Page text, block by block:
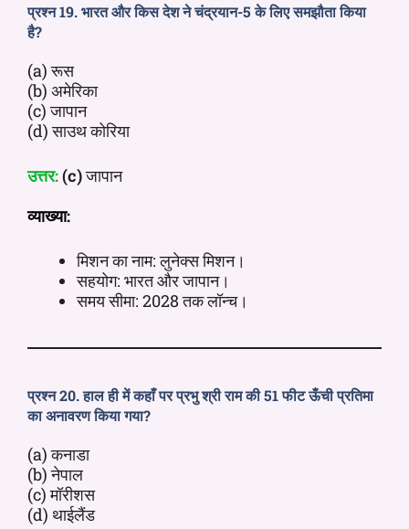
प्रश्न 19. भारत और किस देश ने चंद्रयान-5 के लिए समझौता किया
है?
(a) रूस
(b) अमेरिका
(c) जापान
(d) साउथ कोरिया
उत्तर:(c)जापान
व्याख्या:
मिशन का नाम: लुनेक्स मिशन।
सहयोग: भारत और जापान।
समय सीमा: 2028 तक लॉन्च।
प्रश्न 20. हाल ही में कहाँ पर प्रभु श्री राम की 51 फीट ऊँची प्रतिमा
का अनावरण किया गया?
(a) कनाडा
(b) नेपाल
(c) मॉरीशस
(d) थाईलैंड